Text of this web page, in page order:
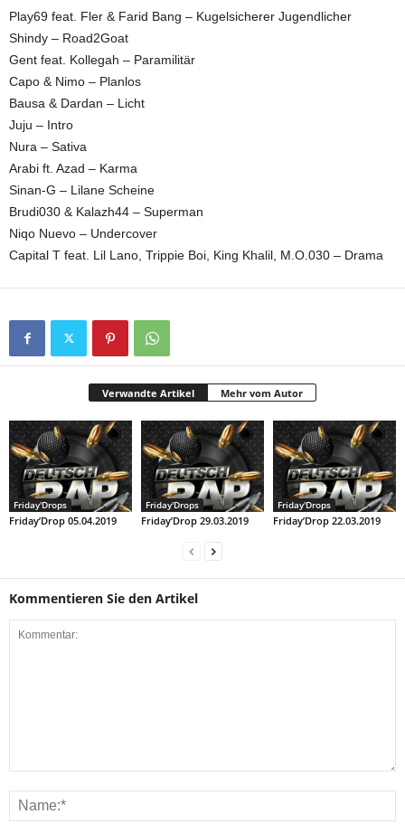
Play69 feat. Fler & Farid Bang – Kugelsicherer Jugendlicher
Shindy – Road2Goat
Gent feat. Kollegah – Paramilitär
Capo & Nimo – Planlos
Bausa & Dardan – Licht
Juju – Intro
Nura – Sativa
Arabi ft. Azad – Karma
Sinan-G – Lilane Scheine
Brudi030 & Kalazh44 – Superman
Niqo Nuevo – Undercover
Capital T feat. Lil Lano, Trippie Boi, King Khalil, M.O.030 – Drama
Verwandte Artikel Mehr vom Autor
Friday'Drops
Friday’Drop 05.04.2019
Friday'Drops
Friday’Drop 29.03.2019
Friday'Drops
Friday’Drop 22.03.2019
Kommentieren Sie den Artikel